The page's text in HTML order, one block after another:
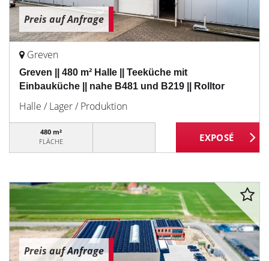
Preis auf Anfrage
Greven
Greven || 480 m² Halle || Teeküche mit
Einbauküche || nahe B481 und B219 || Rolltor
Halle / Lager / Produktion
480 m²
FLÄCHE
Preis auf Anfrage